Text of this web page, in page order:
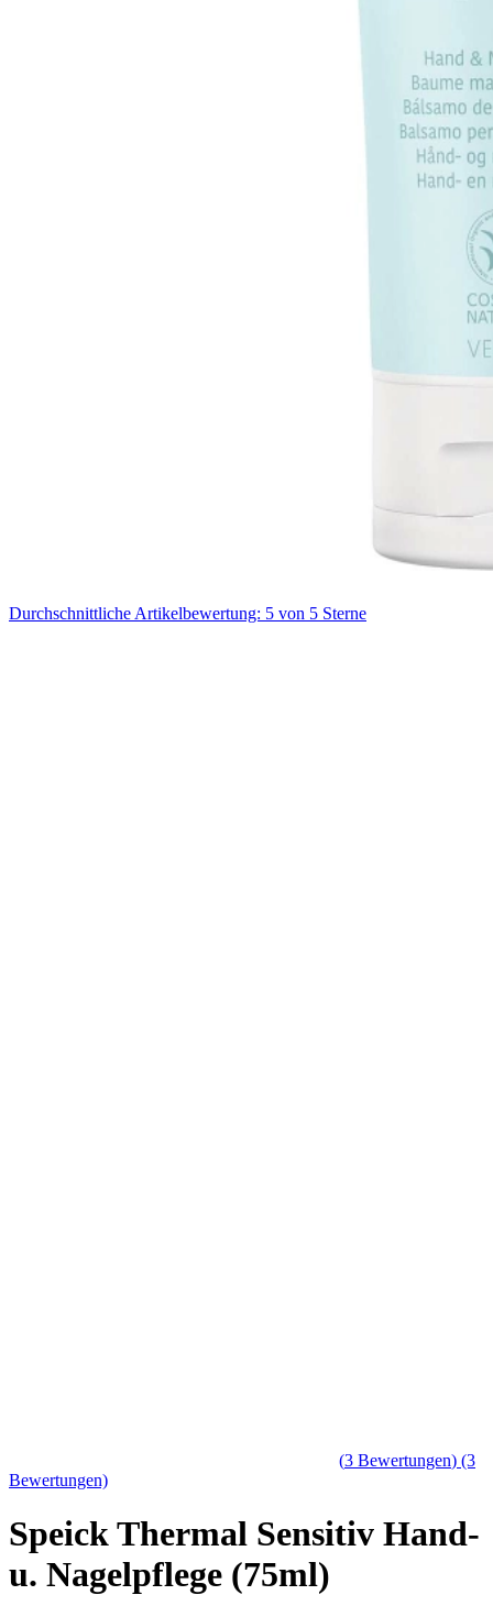
Durchschnittliche Artikelbewertung: 5 von 5 Sterne
(3 Bewertungen) (3
Bewertungen)
Speick Thermal Sensitiv Hand-
u. Nagelpflege (75ml)